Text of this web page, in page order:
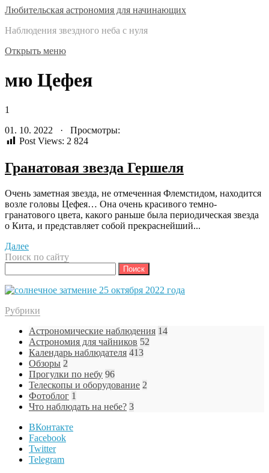
Любительская астрономия для начинающих
Наблюдения звездного неба с нуля
Открыть меню
мю Цефея
1
01. 10. 2022 · Просмотры:
Post Views: 2 824
Гранатовая звезда Гершеля
Очень заметная звезда, не отмеченная Флемстидом, находится
возле головы Цефея… Она очень красивого темно-
гранатового цвета, какого раньше была периодическая звезда
ο Кита, и представляет собой прекраснейший...
Далее
Поиск по сайту
Рубрики
Астрономические наблюдения 14
Астрономия для чайников 52
Календарь наблюдателя 413
Обзоры 2
Прогулки по небу 96
Телескопы и оборудование 2
Фотоблог 1
Что наблюдать на небе? 3
ВКонтакте
Facebook
Twitter
Telegram